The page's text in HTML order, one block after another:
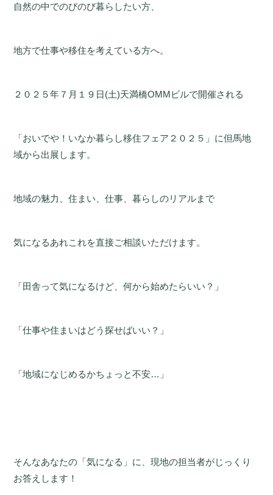
自然の中でのびのび暮らしたい方、
地方で仕事や移住を考えている方へ。
２０２５年７月１９日(土)天満橋OMMビルで開催される
「おいでや！いなか暮らし移住フェア２０２５」に但馬地
域から出展します。
地域の魅力、住まい、仕事、暮らしのリアルまで
気になるあれこれを直接ご相談いただけます。
「田舎って気になるけど、何から始めたらいい？」
「仕事や住まいはどう探せばいい？」
「地域になじめるかちょっと不安…」
そんなあなたの「気になる」に、現地の担当者がじっくり
お答えします！